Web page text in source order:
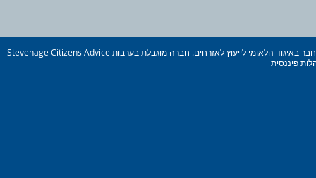
Stevenage Citizens Advice הוא ארגון צדקה רשום. מספר רישום: 1077414 חבר באיגוד הלאומי לייעוץ לאזרחים. חברה מוגבלת בערבות Reg. מס&#39; 03836106 אנגליה מורשה ומוסדר על ידי